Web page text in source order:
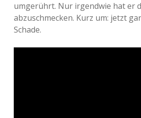
Visuelles
Adventskalender
umgerührt. Nur irgendwie hat er
abzuschmecken. Kurz um: jetzt
Schade.